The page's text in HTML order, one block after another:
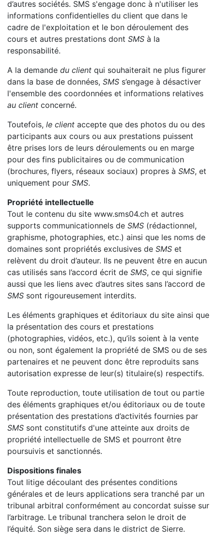
d’autres sociétés. SMS s'engage donc à n'utiliser les
informations confidentielles du client que dans le
cadre de l'exploitation et le bon déroulement des
cours et autres prestations dont SMS à la
responsabilité.
A la demande du client qui souhaiterait ne plus figurer
dans la base de données, SMS s’engage à désactiver
l'ensemble des coordonnées et informations relatives
au client concerné.
Toutefois, le client accepte que des photos du ou des
participants aux cours ou aux prestations puissent
être prises lors de leurs déroulements ou en marge
pour des fins publicitaires ou de communication
(brochures, flyers, réseaux sociaux) propres à SMS, et
uniquement pour SMS.
Propriété intellectuelle
Tout le contenu du site www.sms04.ch et autres
supports communicationnels de SMS (rédactionnel,
graphisme, photographies, etc.) ainsi que les noms de
domaines sont propriétés exclusives de SMS et
relèvent du droit d’auteur. Ils ne peuvent être en aucun
cas utilisés sans l’accord écrit de SMS, ce qui signifie
aussi que les liens avec d’autres sites sans l’accord de
SMS sont rigoureusement interdits.
Les éléments graphiques et éditoriaux du site ainsi que
la présentation des cours et prestations
(photographies, vidéos, etc.), qu’ils soient à la vente
ou non, sont également la propriété de SMS ou de ses
partenaires et ne peuvent donc être reproduits sans
autorisation expresse de leur(s) titulaire(s) respectifs.
Toute reproduction, toute utilisation de tout ou partie
des éléments graphiques et/ou éditoriaux ou de toute
présentation des prestations d’activités fournies par
SMS sont constitutifs d'une atteinte aux droits de
propriété intellectuelle de SMS et pourront être
poursuivis et sanctionnés.
Dispositions finales
Tout litige découlant des présentes conditions
générales et de leurs applications sera tranché par un
tribunal arbitral conformément au concordat suisse sur
l’arbitrage. Le tribunal tranchera selon le droit de
l’équité. Son siège sera dans le district de Sierre.